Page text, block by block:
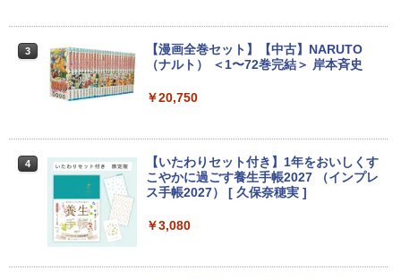
C タブレット 税込送料無料 即日発送
￥20,990
ン】 【3年保証】東芝 TOSHIBA DYNAB
OOK DYNABOOK B65/DN SSD256GB
メモリ8GB Core i5 Windows 11 Pro 中
古 アウトレット 返品 送料無料 中古ノー
トパソコン 中古パソコン ノートパソコン
ノート ノートPC OFFICE付き
Ryzen 5 N95/N97/N100/4300U/N150よ
り高性能
HP ProOne 600 G6 AIO 21.5インチ 第1
0世代 Core i5 メモリ16GB Nvme M.2 S
SD 512GB Office付き Webカメラ WiFi
Type-C Windows11 一体型 中古パソコ
￥48,800
Yoothi 互換品 液晶 15.6インチ N156BG
4 NT156WHM-N35 NT156WHM-N40 NT
D 液晶ディスプレイ 修理交換用液晶パネ
ル
￥10,000
還元！】PCモニター 液晶ディスプレイ 2
3
【漫画全巻セット】【中古】NARUTO
（ナルト） ＜1〜72巻完結＞ 岸本斉史
￥20,750
4
【いたわりセット付き】1年をおいしくす
こやかに過ごす養生手帳2027 （インプレ
ス手帳2027） [ 久保奈穂実 ]
￥3,080